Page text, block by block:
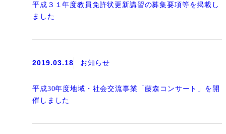
平成３１年度教員免許状更新講習の募集要項等を掲載し
ました
2019.03.18 お知らせ
平成30年度地域・社会交流事業「藤森コンサート」を開
催しました